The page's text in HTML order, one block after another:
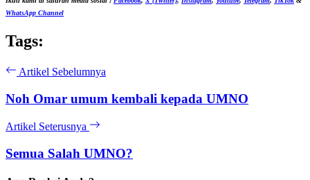
WhatsApp Channel
Tags:
Artikel Sebelumnya
Noh Omar umum kembali kepada UMNO
Artikel Seterusnya
Semua Salah UMNO?